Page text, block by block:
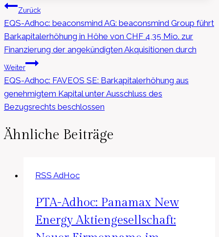
Beitragsnavigation
Zurück
EQS-Adhoc: beaconsmind AG: beaconsmind Group führt
Barkapitalerhöhung in Höhe von CHF 4,35 Mio. zur
Finanzierung der angekündigten Akquisitionen durch
Weiter
EQS-Adhoc: FAVEOS SE: Barkapitalerhöhung aus
genehmigtem Kapital unter Ausschluss des
Bezugsrechts beschlossen
Ähnliche Beiträge
RSS AdHoc
PTA-Adhoc: Panamax New
Energy Aktiengesellschaft: